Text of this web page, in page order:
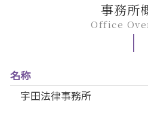
事務所
Office
名称
宇田法律事務所